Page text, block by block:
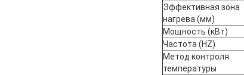
Эффективная зона
нагрева (мм)
Мощность (кВт)
Частота (HZ)
Метод контроля
температуры